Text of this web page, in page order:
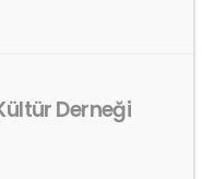
Derneği